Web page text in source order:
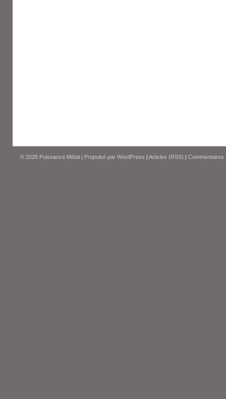
© 2026 Puissance Métal | Propulsé par WordPress | Articles (RSS) | Commentaires